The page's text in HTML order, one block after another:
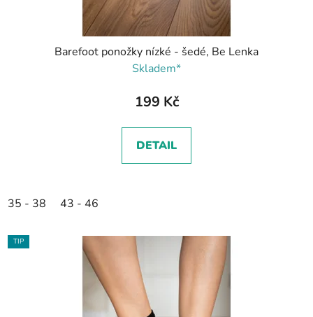
Barefoot ponožky nízké - šedé, Be Lenka
Skladem*
199 Kč
DETAIL
35 - 38 43 - 46
TIP